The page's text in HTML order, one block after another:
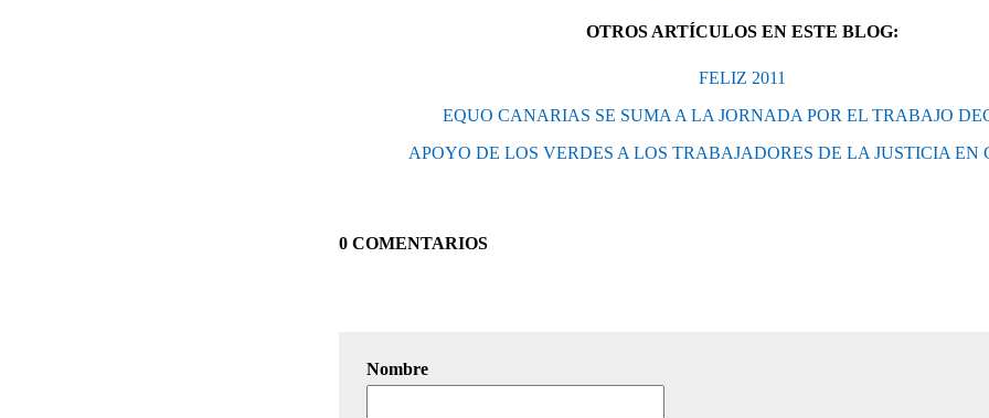
OTROS ARTÍCULOS EN ESTE BLOG:
FELIZ 2011
EQUO CANARIAS SE SUMA A LA JORNADA POR EL TRABAJO
APOYO DE LOS VERDES A LOS TRABAJADORES DE LA JUSTICIA EN
0 COMENTARIOS
Nombre